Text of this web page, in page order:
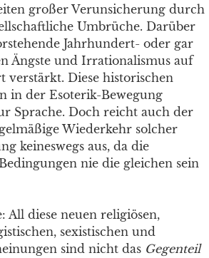
großer Verunsicherung durch
Umbrüche. Darüber
Jahrhundert- oder gar
Ängste und Irrationalismus auf
verstärkt. Diese historischen
in der Esoterik-Bewegung
Sprache. Doch reicht auch der
Wiederkehr solcher
keineswegs aus, da die
nie die gleichen sein
All diese neuen religiösen,
sexistischen und
sind nicht das Gegenteil